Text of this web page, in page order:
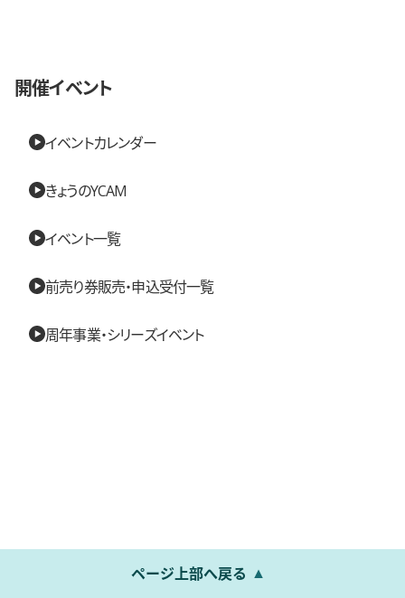
開催イベント
イベントカレンダー
きょうのYCAM
イベント一覧
前売り券販売・申込受付一覧
周年事業・シリーズイベント
ページ上部へ戻る